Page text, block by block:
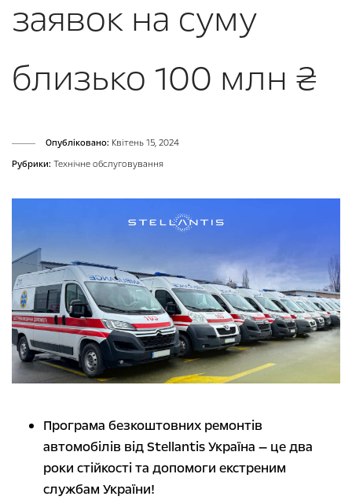
заявок на суму
близько 100 млн ₴
Опубліковано: Квітень 15, 2024
Рубрики: Технічне обслуговування
Програма безкоштовних ремонтів
автомобілів від Stellantis Україна — це два
роки стійкості та допомоги екстреним
службам України!